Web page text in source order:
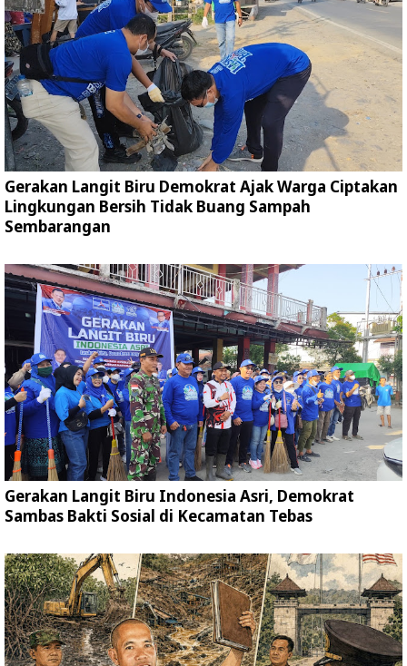
Gerakan Langit Biru Demokrat Ajak Warga Ciptakan
Lingkungan Bersih Tidak Buang Sampah
Sembarangan
Gerakan Langit Biru Indonesia Asri, Demokrat
Sambas Bakti Sosial di Kecamatan Tebas